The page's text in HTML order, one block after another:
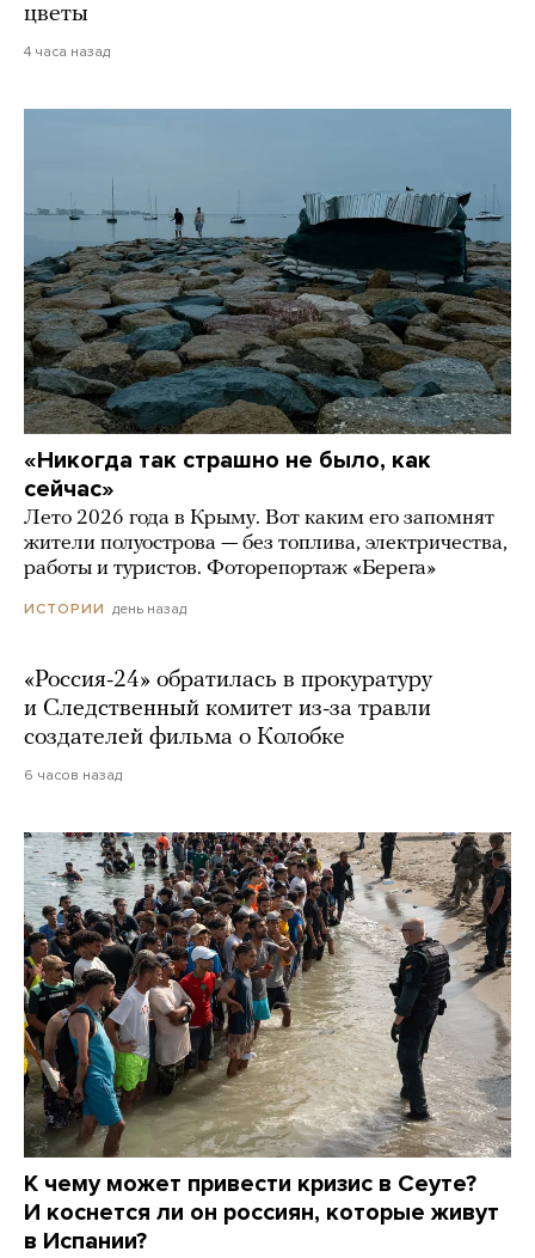
цветы
4 часа назад
«Никогда так страшно не было, как
сейчас»
Лето 2026 года в Крыму. Вот каким его запомнят
жители полуострова — без топлива, электричества,
работы и туристов. Фоторепортаж «Берега»
ИСТОРИИ день назад
«Россия-24» обратилась в прокуратуру
и Следственный комитет из-за травли
создателей фильма о Колобке
6 часов назад
К чему может привести кризис в Сеуте?
И коснется ли он россиян, которые живут
в Испании?